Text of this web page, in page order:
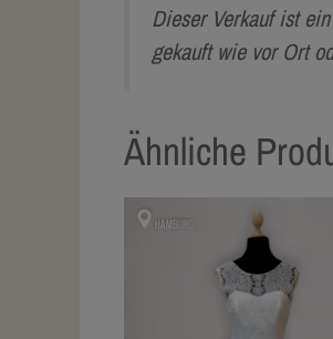
Dieser Verkauf ist
gekauft wie vor Ort
Ähnliche